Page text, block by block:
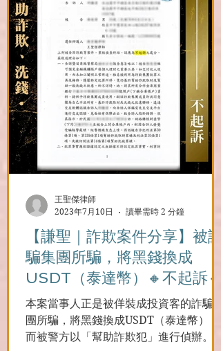
【謙聖｜詐欺案件分享】️被詐
騙集團所騙，將黑錢換成
USDT（泰達幣）🔸不起訴🔸
本案當事人正是被佯裝成投資客的詐騙集
團所騙，將黑錢換成USDT（泰達幣），
而被警方以「幫助詐欺犯」進行偵辦。 經
王聖傑律師
2023年7月10日
讀畢需時 2 分鐘